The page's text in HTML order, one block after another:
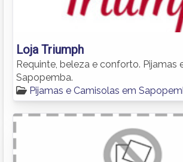
Loja Triumph
Requinte, beleza e conforto. Pijamas
Sapopemba.
Pijamas e Camisolas em